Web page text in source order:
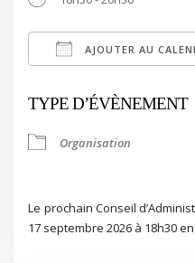
AJOUTER AU
TYPE D’ÉVÈNEMENT
Organisation
Le prochain Conseil
17 septembre 2026 à 18h30